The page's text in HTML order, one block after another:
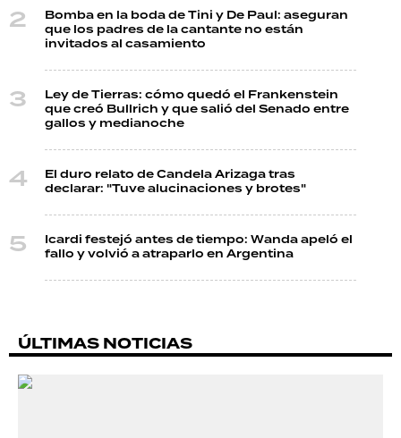
Bomba en la boda de Tini y De Paul: aseguran
que los padres de la cantante no están
invitados al casamiento
Ley de Tierras: cómo quedó el Frankenstein
que creó Bullrich y que salió del Senado entre
gallos y medianoche
El duro relato de Candela Arizaga tras
declarar: "Tuve alucinaciones y brotes"
Icardi festejó antes de tiempo: Wanda apeló el
fallo y volvió a atraparlo en Argentina
ÚLTIMAS NOTICIAS